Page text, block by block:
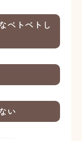
ベトベトし
い